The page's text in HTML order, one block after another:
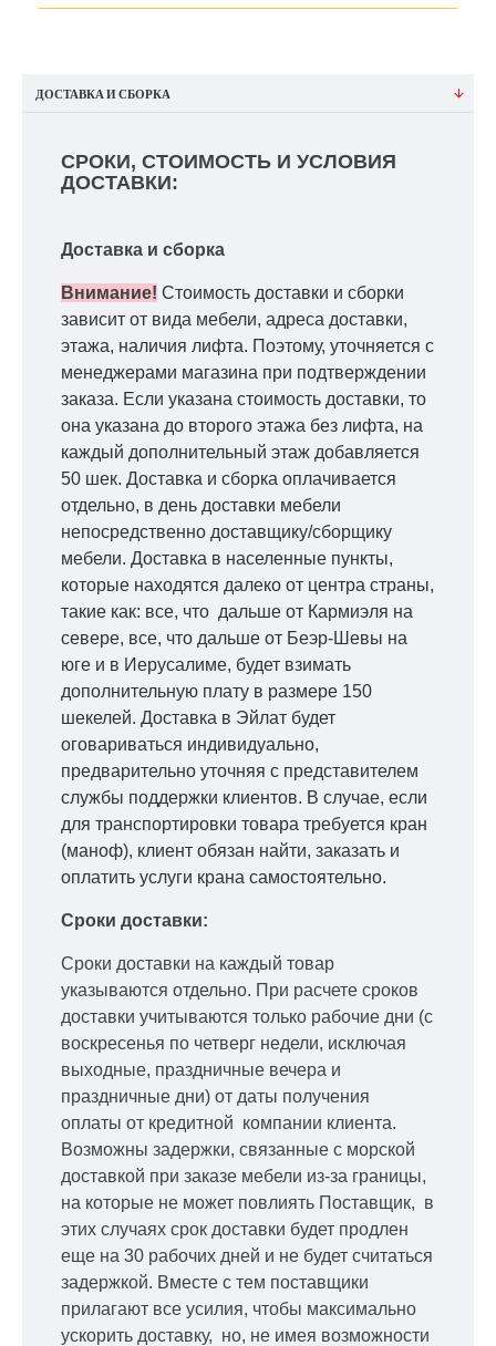
ДОСТАВКА И СБОРКА
СРОКИ, СТОИМОСТЬ И УСЛОВИЯ
ДОСТАВКИ:
Доставка и сборка
Внимание! Стоимость доставки и сборки
зависит от вида мебели, адреса доставки,
этажа, наличия лифта. Поэтому, уточняется с
менеджерами магазина при подтверждении
заказа. Если указана стоимость доставки, то
она указана до второго этажа без лифта, на
каждый дополнительный этаж добавляется
50 шек. Доставка и сборка оплачивается
отдельно, в день доставки мебели
непосредственно доставщику/сборщику
мебели. Доставка в населенные пункты,
которые находятся далеко от центра страны,
такие как: все, что дальше от Кармиэля на
севере, все, что дальше от Беэр-Шевы на
юге и в Иерусалиме, будет взимать
дополнительную плату в размере 150
шекелей. Доставка в Эйлат будет
оговариваться индивидуально,
предварительно уточняя с представителем
службы поддержки клиентов. В случае, если
для транспортировки товара требуется кран
(маноф), клиент обязан найти, заказать и
оплатить услуги крана самостоятельно.
Сроки доставки:
Сроки доставки на каждый товар
указываются отдельно. При расчете сроков
доставки учитываются только рабочие дни (с
воскресенья по четверг недели, исключая
выходные, праздничные вечера и
праздничные дни) от даты получения
оплаты от кредитной компании клиента.
Возможны задержки, связанные с морской
доставкой при заказе мебели из-за границы,
на которые не может повлиять Поставщик, в
этих случаях срок доставки будет продлен
еще на 30 рабочих дней и не будет считаться
задержкой. Вместе с тем поставщики
прилагают все усилия, чтобы максимально
ускорить доставку, но, не имея возможности